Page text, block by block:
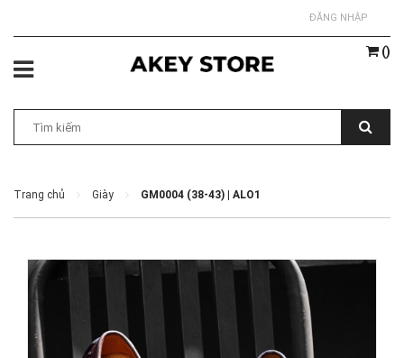
ĐĂNG NHẬP
()
Trang chủ Giày GM0004 (38-43) | ALO1